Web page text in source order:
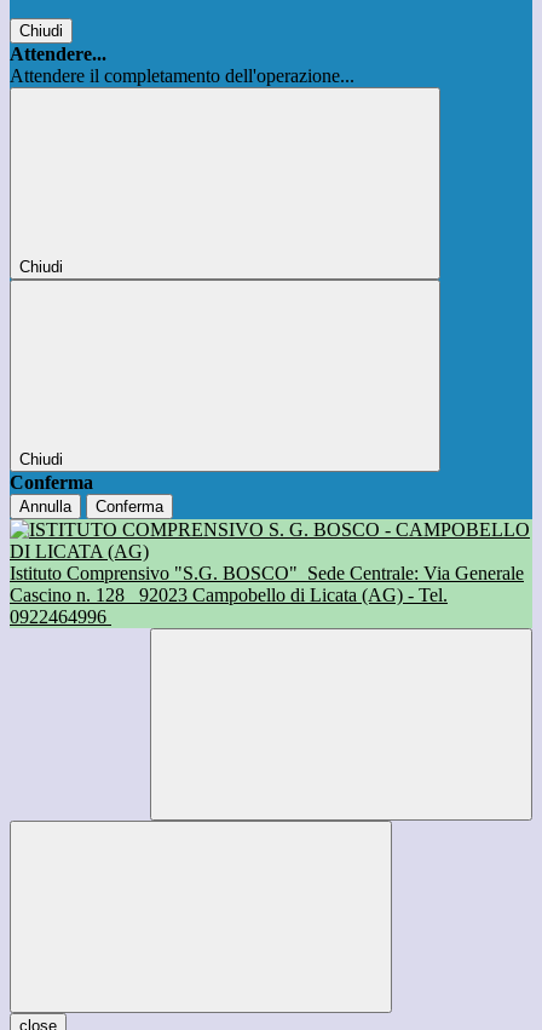
Chiudi
Attendere...
Attendere il completamento dell'operazione...
Chiudi
Chiudi
Conferma
Annulla Conferma
Istituto Comprensivo "S.G. BOSCO" Sede Centrale: Via Generale
Cascino n. 128
92023 Campobello di Licata (AG) - Tel.
0922464996
close